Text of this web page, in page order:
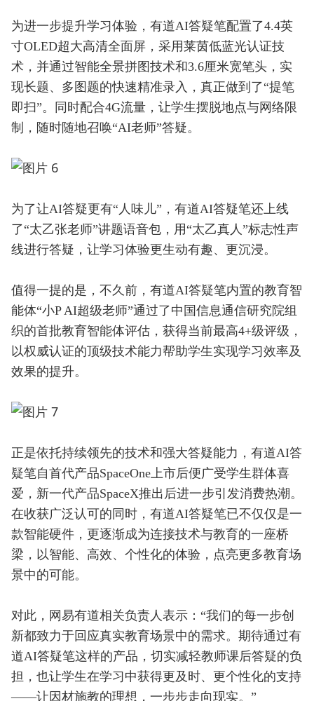
为进一步提升学习体验，有道AI答疑笔配置了4.4英
寸OLED超大高清全面屏，采用莱茵低蓝光认证技
术，并通过智能全景拼图技术和3.6厘米宽笔头，实
现长题、多图题的快速精准录入，真正做到了“提笔
即扫”。同时配合4G流量，让学生摆脱地点与网络限
制，随时随地召唤“AI老师”答疑。
为了让AI答疑更有“人味儿”，有道AI答疑笔还上线
了“太乙张老师”讲题语音包，用“太乙真人”标志性声
线进行答疑，让学习体验更生动有趣、更沉浸。
值得一提的是，不久前，有道AI答疑笔内置的教育智
能体“小P AI超级老师”通过了中国信息通信研究院组
织的首批教育智能体评估，获得当前最高4+级评级，
以权威认证的顶级技术能力帮助学生实现学习效率及
效果的提升。
正是依托持续领先的技术和强大答疑能力，有道AI答
疑笔自首代产品SpaceOne上市后便广受学生群体喜
爱，新一代产品SpaceX推出后进一步引发消费热潮。
在收获广泛认可的同时，有道AI答疑笔已不仅仅是一
款智能硬件，更逐渐成为连接技术与教育的一座桥
梁，以智能、高效、个性化的体验，点亮更多教育场
景中的可能。
对此，网易有道相关负责人表示：“我们的每一步创
新都致力于回应真实教育场景中的需求。期待通过有
道AI答疑笔这样的产品，切实减轻教师课后答疑的负
担，也让学生在学习中获得更及时、更个性化的支持
——让因材施教的理想，一步步走向现实。”